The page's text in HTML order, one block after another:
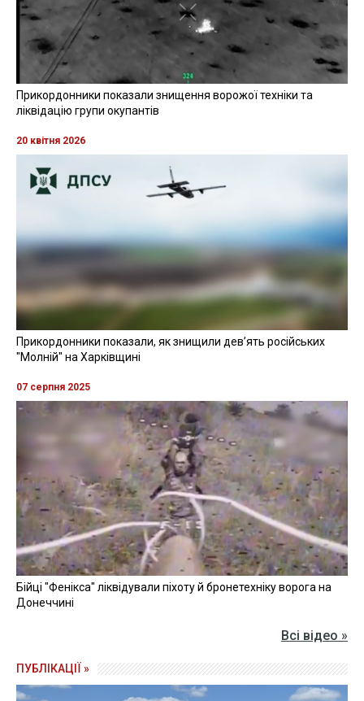
Прикордонники показали знищення ворожої техніки та
ліквідацію групи окупантів
20 квітня 2026
Прикордонники показали, як знищили девʼять російських
"Молній" на Харківщині
07 серпня 2025
Бійці "Фенікса" ліквідували піхоту й бронетехніку ворога на
Донеччині
Всі відео »
ПУБЛІКАЦІЇ »